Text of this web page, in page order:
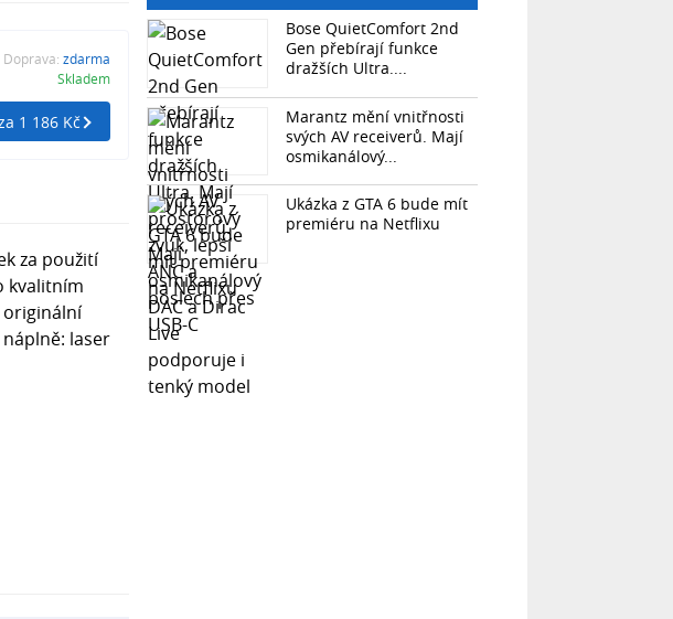
Doprava: zdarma
Skladem
1 186 Kč
za použití
kvalitním
originální
laser
Bose QuietComfort 2nd
Gen přebírají funkce
dražších Ultra....
Marantz mění vnitřnosti
svých AV receiverů. Mají
osmikanálový...
Ukázka z GTA 6 bude mít
premiéru na Netflixu